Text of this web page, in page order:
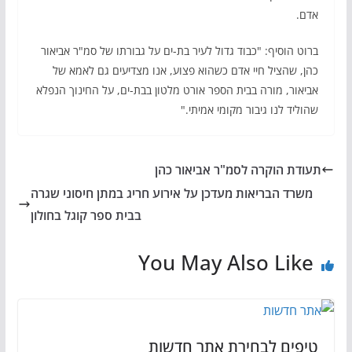
אדם.
ברוט הוסיף: "כבוד גדול לעיר בת-ים על גבורתו של סמ"ר אביאור
כהן, שהציל חיי אדם כשהוא פצוע, אנו מצדיעים גם לאמא של
אביאור, מורה בבית הספר אורט מלטון בבת-ים, על החינוך הנפלא
שהוליד לנו גיבור מקומי אמיתי."
תעודת הוקרה לסמ"ר אביאור כהן
משרד הבריאות מעדכן על אירוע חריג במתן חיסוני שגרה
בבית ספר קוגל בחולון
You May Also Like
טיפים לבחירת אתר חדשות